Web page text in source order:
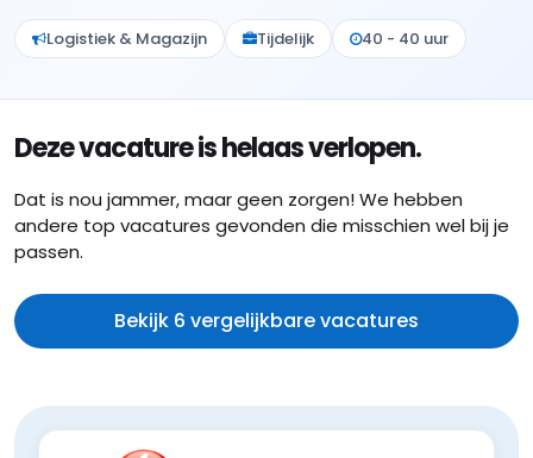
Logistiek & Magazijn Tijdelijk 40 - 40 uur
Deze vacature is helaas verlopen.
Dat is nou jammer, maar geen zorgen! We hebben
andere top vacatures gevonden die misschien wel bij je
passen.
Bekijk 6 vergelijkbare vacatures